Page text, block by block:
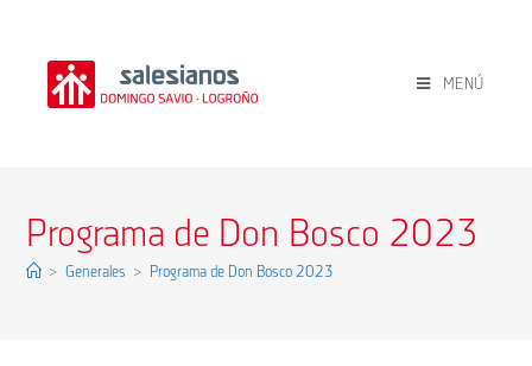
MENÚ
Programa de Don Bosco 2023
> Generales > Programa de Don Bosco 2023